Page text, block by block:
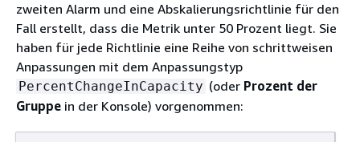
zweiten Alarm und eine Abskalierungsrichtlinie für den
Fall erstellt, dass die Metrik unter 50 Prozent liegt. Sie
haben für jede Richtlinie eine Reihe von schrittweisen
Anpassungen mit dem Anpassungstyp
PercentChangeInCapacity (oder Prozent der
Gruppe in der Konsole) vorgenommen: